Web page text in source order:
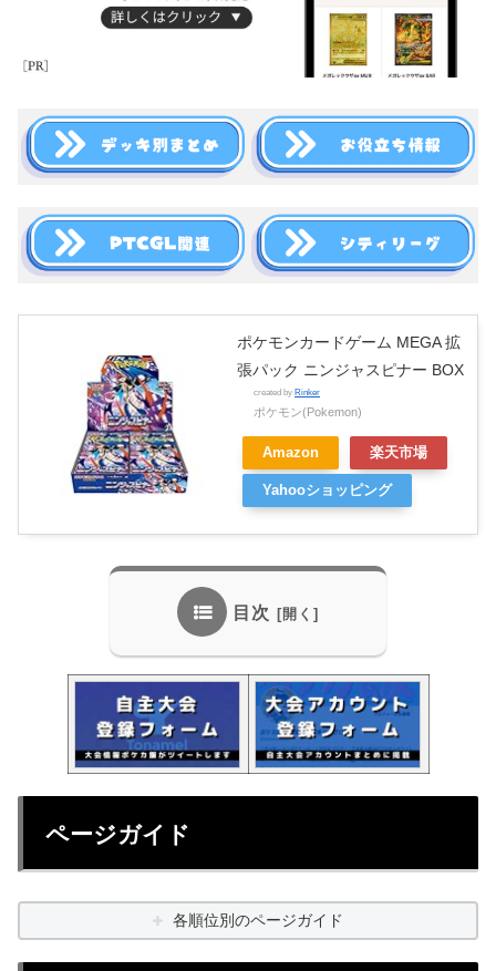
ポケモンカードゲーム MEGA 拡
張パック ニンジャスピナー BOX
created by Rinker
ポケモン(Pokemon)
Amazon 楽天市場
Yahooショッピング
目次
ページガイド
各順位別のページガイド